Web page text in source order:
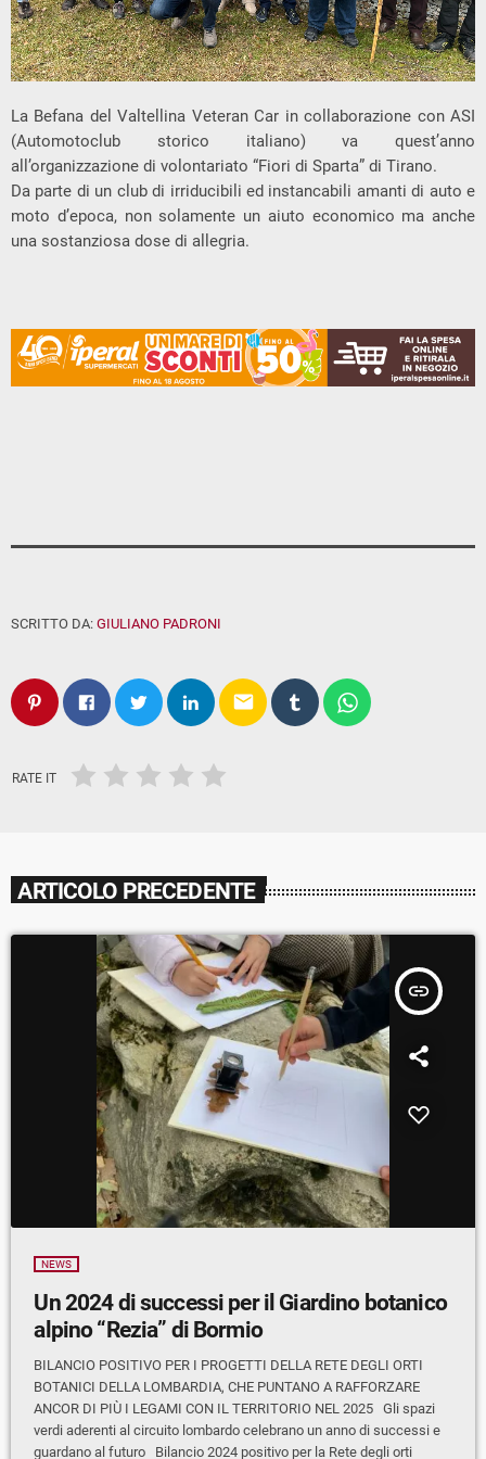
La Befana del Valtellina Veteran Car in collaborazione con ASI
(Automotoclub storico italiano) va quest’anno
all’organizzazione di volontariato “Fiori di Sparta” di Tirano.
Da parte di un club di irriducibili ed instancabili amanti di auto e
moto d’epoca, non solamente un aiuto economico ma anche
una sostanziosa dose di allegria.
SCRITTO DA: GIULIANO PADRONI
email
RATE IT
ARTICOLO PRECEDENTE
insert_link
NEWS
Un 2024 di successi per il Giardino botanico
alpino “Rezia” di Bormio
BILANCIO POSITIVO PER I PROGETTI DELLA RETE DEGLI ORTI
BOTANICI DELLA LOMBARDIA, CHE PUNTANO A RAFFORZARE
ANCOR DI PIÙ I LEGAMI CON IL TERRITORIO NEL 2025 Gli spazi
verdi aderenti al circuito lombardo celebrano un anno di successi e
guardano al futuro Bilancio 2024 positivo per la Rete degli orti